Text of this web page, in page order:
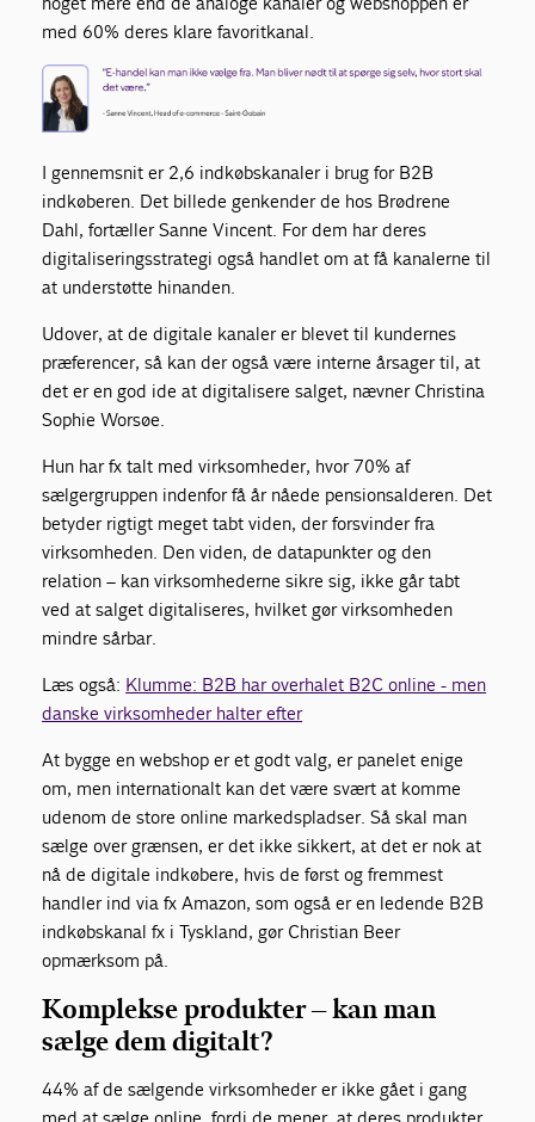
med 60% deres klare favoritkanal.
I gennemsnit er 2,6 indkøbskanaler i brug for B2B
indkøberen. Det billede genkender de hos Brødrene
Dahl, fortæller Sanne Vincent. For dem har deres
digitaliseringsstrategi også handlet om at få kanalerne til
at understøtte hinanden.
Udover, at de digitale kanaler er blevet til kundernes
præferencer, så kan derogså være interne årsager til, at
det er en god ide at digitalisere salget, nævner Christina
Sophie Worsøe.
Hun har fx talt med virksomheder, hvor 70% af
sælgergruppen indenfor få år nåede pensionsalderen. Det
betyder rigtigt meget tabt viden, der forsvinder fra
virksomheden. Den viden, de datapunkter og den
relation – kan virksomhederne sikre sig, ikke går tabt
ved at salget digitaliseres, hvilket gør virksomheden
mindre sårbar.
Læs også: Klumme: B2B har overhalet B2C online - men
danske virksomheder halter efter
At bygge en webshop er et godt valg, er panelet enige
om, men internationalt kan det være svært at komme
udenom de store online markedspladser. Så skal man
sælge over grænsen, er det ikke sikkert, at det er nok at
nå de digitale indkøbere, hvis de først og fremmest
handler ind via fx Amazon, som også er en ledende B2B
indkøbskanal fx i Tyskland, gør Christian Beer
opmærksom på.
Komplekse produkter– kan man
sælge demdigitalt?
44% af de sælgende virksomhederer ikke gået i gang